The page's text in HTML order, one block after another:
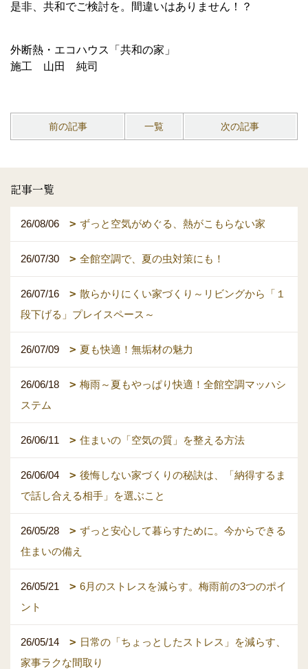
是非、共和でご検討を。間違いはありません！？
外断熱・エコハウス「共和の家」
施工 山田 純司
前の記事 一覧 次の記事
記事一覧
26/08/06 ずっと空気がめぐる、熱がこもらない家
26/07/30 全館空調で、夏の虫対策にも！
26/07/16
散らかりにくい家づくり～リビングから「１
段下げる」プレイスペース～
26/07/09 夏も快適！無垢材の魅力
26/06/18
梅雨～夏もやっぱり快適！全館空調マッハシ
ステム
26/06/11 住まいの「空気の質」を整える方法
26/06/04
後悔しない家づくりの秘訣は、「納得するま
で話し合える相手」を選ぶこと
26/05/28
ずっと安心して暮らすために。今からできる
住まいの備え
26/05/21
6月のストレスを減らす。梅雨前の3つのポイ
ント
26/05/14
日常の「ちょっとしたストレス」を減らす、
家事ラクな間取り